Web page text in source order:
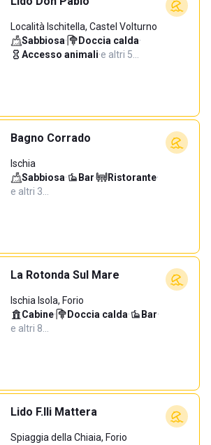
Località Ischitella, Castel Volturno
Sabbiosa· Doccia calda·
Accesso animali·e altri 5…
Bagno Corrado
Ischia
Sabbiosa· Bar· Ristorante·
e altri 3…
La Rotonda Sul Mare
Ischia Isola, Forio
Cabine· Doccia calda· Bar·
e altri 8…
Lido F.lli Mattera
Spiaggia della Chiaia, Forio